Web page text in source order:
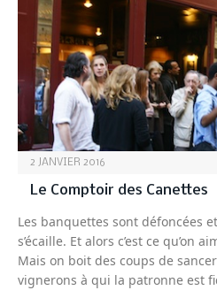
2 JANVIER 2016
Le Comptoir des Canettes
Les banquettes sont défoncées
s’écaille. Et alors c’est ce qu’on
Mais on boit des coups de
vignerons à qui la patronne est